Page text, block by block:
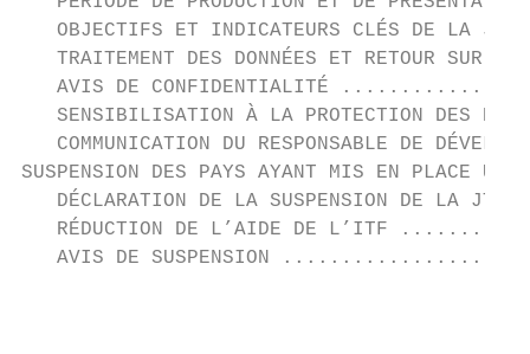
OBJECTIFS ET INDICATEURS CLÉS DE LA
TRAITEMENT DES DONNÉES ET RETOUR SUR
AVIS DE CONFIDENTIALITÉ
SENSIBILISATION À LA PROTECTION DES
COMMUNICATION DU RESPONSABLE DE
SUSPENSION DES PAYS AYANT MIS EN
DÉCLARATION DE LA SUSPENSION DE LA JTI
RÉDUCTION DE L’AIDE DE L’ITF
AVIS DE SUSPENSION